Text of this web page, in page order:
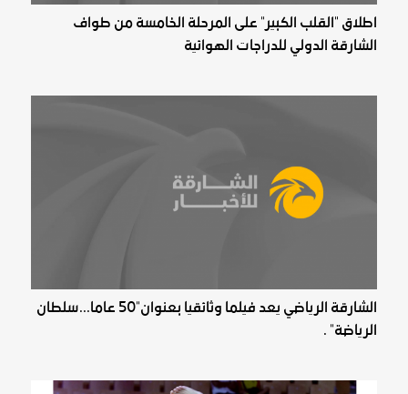
اطلاق "القلب الكبير" على المرحلة الخامسة من طواف
الشارقة الدولي للدراجات الهوائية
الشارقة الرياضي يعد فيلما وثائقيا بعنوان"50 عاما...سلطان
الرياضة" .